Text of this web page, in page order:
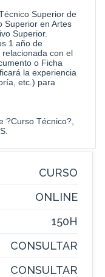
Superior de
Superior en Artes
Superior.
1 año de
con el
o Ficha
la experiencia
etc.) para
?Curso Técnico?,
CURSO
ONLINE
150H
CONSULTAR
CONSULTAR